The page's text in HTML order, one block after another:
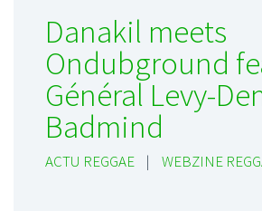
Danakil meets
Ondubground
Général Levy-
Badmind
ACTU REGGAE | WEBZINE